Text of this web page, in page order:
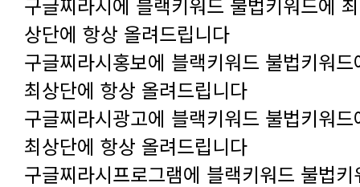
상단에 항상 올려드립니다
최상단에 항상 올려드립니다
최상단에 항상 올려드립니다